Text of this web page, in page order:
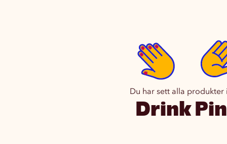
Du har sett alla produkter
Drink